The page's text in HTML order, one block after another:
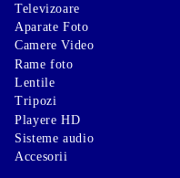
Televizoare
Aparate Foto
Camere Video
Rame foto
Lentile
Tripozi
Playere HD
Sisteme audio
Accesorii